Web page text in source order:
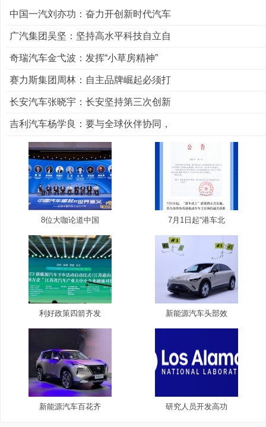
中国一汽刘亦功：奋力开创新时代汽车
广汽集团吴坚：坚持高水平科技自立自
奇瑞汽车金弋波：发挥“小草房精神”
赛力斯集团周林：自主品牌崛起必须打
长安汽车张晓宇：长安坚持第三次创新
吉利汽车杨学良：要与全球伙伴协同，
8位大咖论道中国 7月1日起“港车北
利好政策四箭齐发 新能源汽车头部效
新能源汽车百花齐 研究人员开发高功